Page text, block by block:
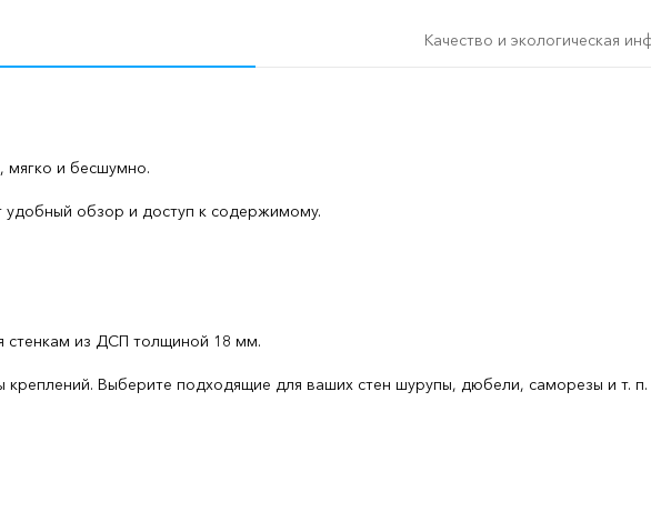
Качество и экологическая
мягко и бесшумно.
удобный обзор и доступ к содержимому.
стенкам из ДСП толщиной 18 мм.
креплений. Выберите подходящие для ваших стен шурупы, дюбели, саморезы и т. п.